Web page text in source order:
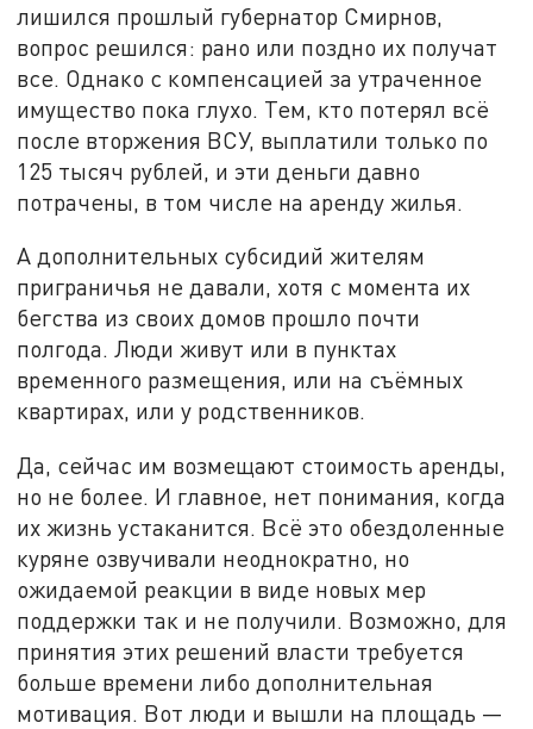
лишился прошлый губернатор Смирнов,
вопрос решился: рано или поздно их получат
все. Однако с компенсацией за утраченное
имущество пока глухо. Тем, кто потерял всё
после вторжения ВСУ, выплатили только по
125 тысяч рублей, и эти деньги давно
потрачены, в том числе на аренду жилья.
А дополнительных субсидий жителям
приграничья не давали, хотя с момента их
бегства из своих домов прошло почти
полгода. Люди живут или в пунктах
временного размещения, или на съёмных
квартирах, или у родственников.
Да, сейчас им возмещают стоимость аренды,
но не более. И главное, нет понимания, когда
их жизнь устаканится. Всё это обездоленные
куряне озвучивали неоднократно, но
ожидаемой реакции в виде новых мер
поддержки так и не получили. Возможно, для
принятия этих решений власти требуется
больше времени либо дополнительная
мотивация. Вот люди и вышли на площадь —